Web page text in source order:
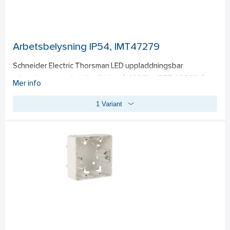
Arbetsbelysning IP54, IMT47279
Schneider Electric Thorsman LED uppladdningsbar
arbetslampa med ett ljusflöde på 4000lm, CCT 4000K, 5-
tvåstiftskontakt utan jord, 3 meter lång kabel. Den
Inbyggt USB-uttag för laddning av mobila enheter med 2-
portar typ A och typ C 2.4A. Den höga IP54- och IK08-
klassningen gör denna arbetslampa idealisk för tuffa
förhållanden både inomhus och utomhus. Kabelförvaringen
Mer info
1 Variant